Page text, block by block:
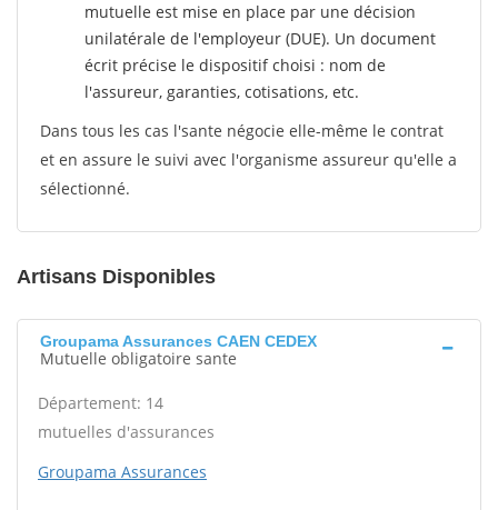
mutuelle est mise en place par une décision
unilatérale de l'employeur (DUE). Un document
écrit précise le dispositif choisi : nom de
l'assureur, garanties, cotisations, etc.
Dans tous les cas l'sante négocie elle-même le contrat
et en assure le suivi avec l'organisme assureur qu'elle a
sélectionné.
Artisans Disponibles
Groupama Assurances CAEN CEDEX
Mutuelle obligatoire sante
Département: 14
mutuelles d'assurances
Groupama Assurances